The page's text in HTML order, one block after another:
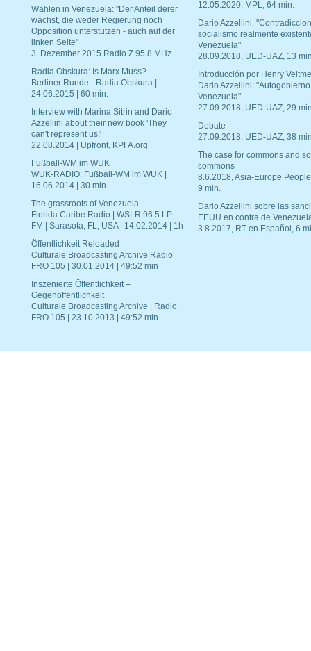
Wahlen in Venezuela: "Der Anteil derer
wächst, die weder Regierung noch
Opposition unterstützen - auch auf der
linken Seite"
3. Dezember 2015 Radio Z 95.8 MHz
Radia Obskura: Is Marx Muss?
Berliner Runde - Radia Obskura |
24.06.2015 | 60 min.
Interview with Marina Sitrin and Dario
Azzellini about their new book 'They
can't represent us!'
22.08.2014 | Upfront, KPFA.org
Fußball-WM im WUK
WUK-RADIO: Fußball-WM im WUK |
16.06.2014 | 30 min
The grassroots of Venezuela
Florida Caribe Radio | WSLR 96.5 LP
FM | Sarasota, FL, USA | 14.02.2014 | 1h
Öffentlichkeit Reloaded
Culturale Broadcasting Archive|Radio
FRO 105 | 30.01.2014 | 49:52 min
Inszenierte Öffentlichkeit –
Gegenöffentlichkeit
Culturale Broadcasting Archive | Radio
FRO 105 | 23.10.2013 | 49:52 min
12.05.2020, MPL, 64 min.
Dario Azzellini,
socialismo realmente
Venezuela"
28.09.2018, UED-UAZ, 13
Introducción por Henry
Dario Azzellini:
Venezuela"
27.09.2018, UED-UAZ, 29
Debate
27.09.2018, UED-UAZ, 38
The case for commons and
commons
8.6.2018, Asia-Europe
9 min.
Dario Azzellini sobre las
EEUU en contra de
3.8.2017, RT en Español, 6